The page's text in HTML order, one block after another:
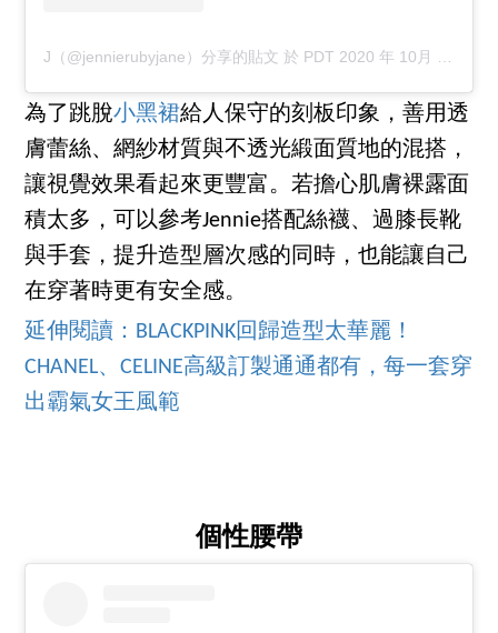
J（@jennierubyjane）分享的貼文 於 PDT 2020 年 10月 月 17 日 上午 1:24
為了跳脫小黑裙給人保守的刻板印象，善用透
膚蕾絲、網紗材質與不透光緞面質地的混搭，
讓視覺效果看起來更豐富。若擔心肌膚裸露面
積太多，可以參考Jennie搭配絲襪、過膝長靴
與手套，提升造型層次感的同時，也能讓自己
在穿著時更有安全感。
延伸閱讀：BLACKPINK回歸造型太華麗！
CHANEL、CELINE高級訂製通通都有，每一套穿
出霸氣女王風範
個性腰帶